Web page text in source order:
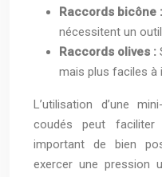
Raccords bicône :
nécessitent un
Raccords olives :
mais plus faciles à
L’utilisation d’une
coudés peut
important de bien
exercer une pression